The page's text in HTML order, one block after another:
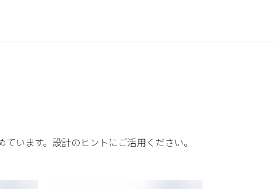
います。設計のヒントにご活用ください。